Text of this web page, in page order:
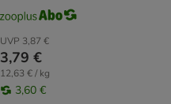
UVP 3,87 €
3,79 €
12,63 € / kg
3,60 €